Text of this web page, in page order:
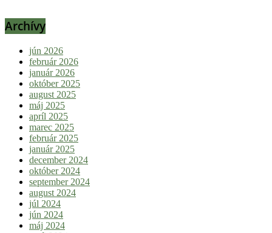
Archívy
jún 2026
február 2026
január 2026
október 2025
august 2025
máj 2025
apríl 2025
marec 2025
február 2025
január 2025
december 2024
október 2024
september 2024
august 2024
júl 2024
jún 2024
máj 2024